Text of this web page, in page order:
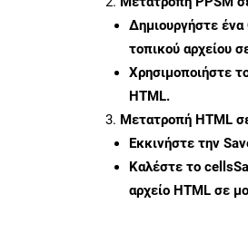
Δημιουργήστε ένα
τοπικού αρχείου
Χρησιμοποιήστε
HTML.
Μετατροπή HTML
Εκκινήστε την
Καλέστε το
αρχείο HTML σε